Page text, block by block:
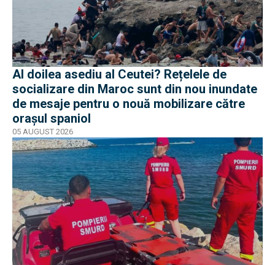
Al doilea asediu al Ceutei? Rețelele de
socializare din Maroc sunt din nou inundate
de mesaje pentru o nouă mobilizare către
orașul spaniol
05 AUGUST 2026